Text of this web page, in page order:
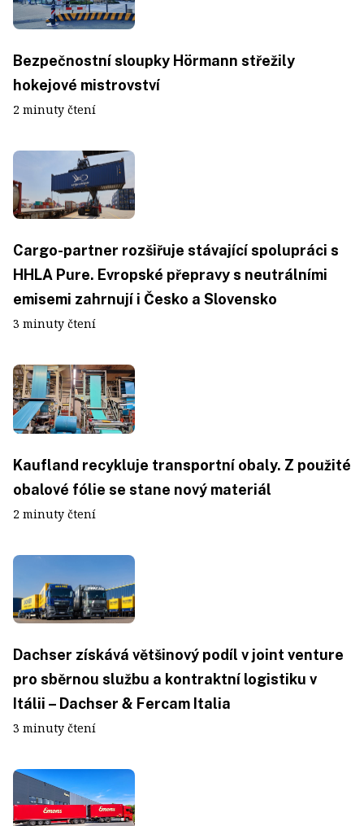
Bezpečnostní sloupky Hörmann střežily
hokejové mistrovství
2 minuty čtení
Cargo-partner rozšiřuje stávající spolupráci s
HHLA Pure. Evropské přepravy s neutrálními
emisemi zahrnují i Česko a Slovensko
3 minuty čtení
Kaufland recykluje transportní obaly. Z použité
obalové fólie se stane nový materiál
2 minuty čtení
Dachser získává většinový podíl v joint venture
pro sběrnou službu a kontraktní logistiku v
Itálii – Dachser & Fercam Italia
3 minuty čtení